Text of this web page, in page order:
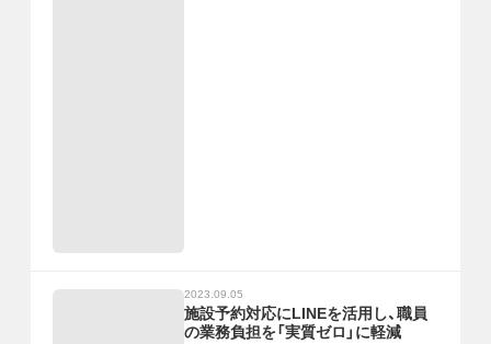
2023.09.05
施設予約対応にLINEを活用し、職員
の業務負担を「実質ゼロ」に軽減